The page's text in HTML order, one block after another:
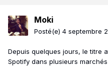
Moki
Posté(e) 4 septembre
Depuis quelques jours, le titre
Spotify dans plusieurs marchés